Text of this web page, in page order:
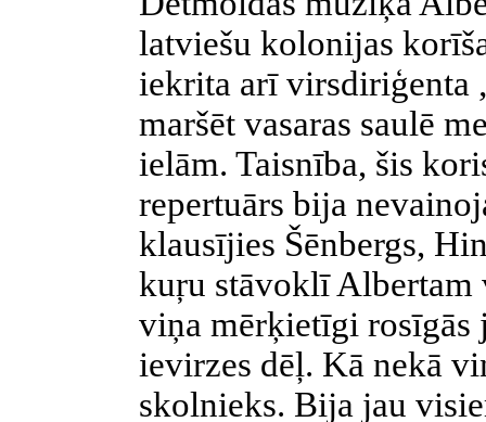
latviešu kolonijas
iekrita arī virsdiriģenta
maršēt vasaras saulē
ielām. Taisnība, šis
repertuārs bija
klausījies Šēnbergs,
kuŗu stāvoklī Albertam
viņa mērķietīgi rosīgās
ievirzes dēļ. Kā nekā
skolnieks. Bija jau